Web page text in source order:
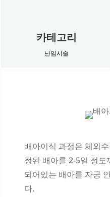
카테고리
난임시술
배아이식 과정은 체외
정된 배아를 2-5일 정
되어있는 배아를 자궁
다.